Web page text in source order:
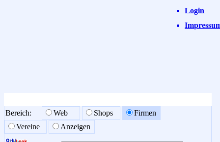
Login
Bereich: Web Shops
Firmen
Vereine
Anzeigen